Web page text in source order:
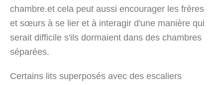
chambre.et cela peut aussi encourager les frères
et sœurs à se lier et à interagir d'une manière qui
serait difficile s'ils dormaient dans des chambres
séparées.
Certains lits superposés avec des escaliers